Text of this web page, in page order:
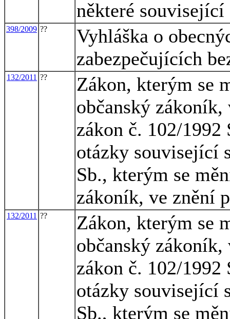
některé související
398/2009 ??
Vyhláška o
zabezpečujících
132/2011 ??
Zákon, kterým se
občanský zákoník,
zákon č. 102/
otázky související
Sb., kterým se
zákoník, ve znění
132/2011 ??
Zákon, kterým se
občanský zákoník,
zákon č. 102/
otázky související
Sb., kterým se